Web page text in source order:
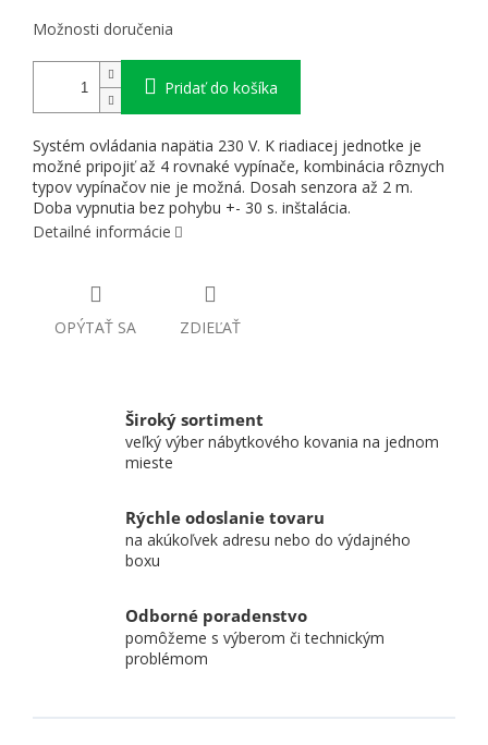
Možnosti doručenia
Pridať do košíka
Systém ovládania napätia 230 V. K riadiacej jednotke je
možné pripojiť až 4 rovnaké vypínače, kombinácia rôznych
typov vypínačov nie je možná. Dosah senzora až 2 m.
Doba vypnutia bez pohybu +- 30 s. inštalácia.
Detailné informácie
OPÝTAŤ SA ZDIEĽAŤ
Široký sortiment
veľký výber nábytkového kovania na jednom
mieste
Rýchle odoslanie tovaru
na akúkoľvek adresu nebo do výdajného
boxu
Odborné poradenstvo
pomôžeme s výberom či technickým
problémom